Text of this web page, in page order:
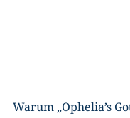
Warum „Ophelia’s